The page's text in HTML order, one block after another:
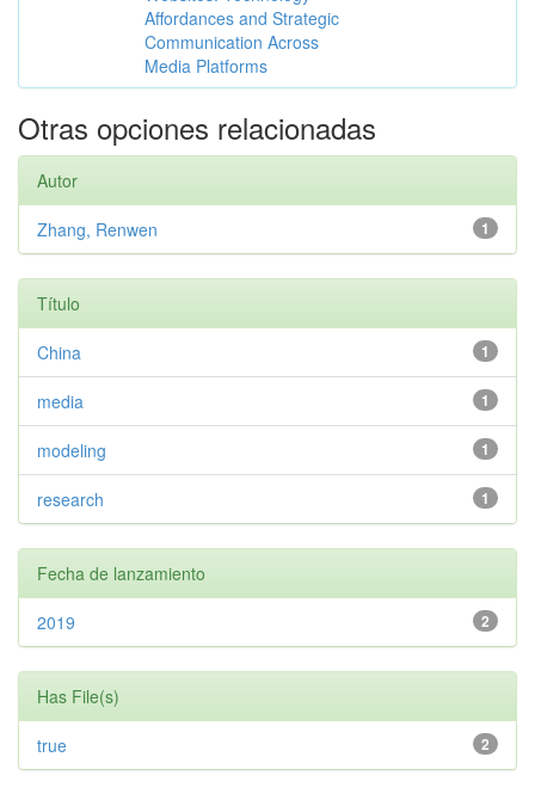
Affordances and Strategic
Communication Across
Media Platforms
Otras opciones relacionadas
Autor
1
Zhang, Renwen
Título
1
China
1
media
1
modeling
1
research
Fecha de lanzamiento
2
2019
Has File(s)
2
true